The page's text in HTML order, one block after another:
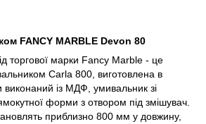
FANCY MARBLE Devon 80
торгової марки Fancy Marble - це
Carla 800, виготовлена в
виконаний із МДФ, умивальник зі
форми з отвором під змішувач.
приблизно 800 мм у довжину,